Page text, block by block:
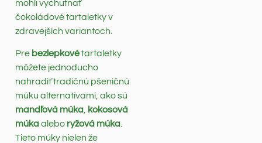
mohli vychutnať
čokoládové tartaletky v
zdravejších variantoch.
Pre bezlepkovétartaletky
môžete jednoducho
nahradiť tradičnú pšeničnú
múku alternatívami, ako sú
mandľová múka, kokosová
múkaalebo ryžová múka.
Tieto múky nielen že